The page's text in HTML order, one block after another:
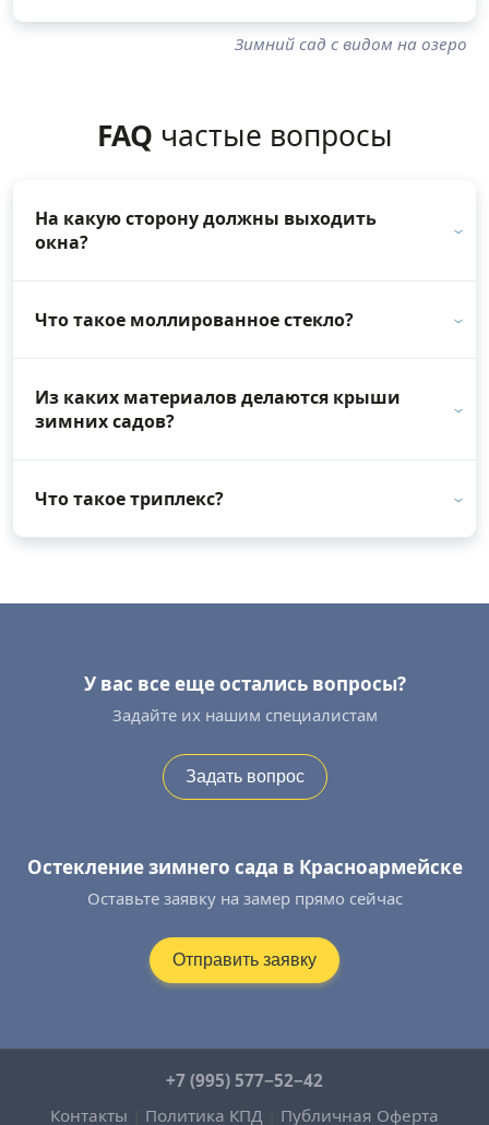
Зимний сад с видом на озеро
FAQ частые вопросы
На какую сторону должны выходить
окна?
Что такое моллированное стекло?
Из каких материалов делаются крыши
зимних садов?
Что такое триплекс?
У вас все еще остались вопросы?
Задайте их нашим специалистам
Задать вопрос
Остекление зимнего сада в Красноармейске
Оставьте заявку на замер прямо сейчас
Отправить заявку
+7 (995) 577−52−42
Контакты
Политика КПД Публичная Оферта